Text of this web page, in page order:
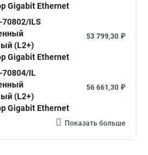
Gigabit Ethernet
70802/ILS
(L2+)
Gigabit Ethernet
53 799,30 ₽
70804/IL
(L2+)
Gigabit Ethernet
56 661,30 ₽
Показать больше